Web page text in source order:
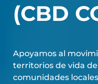
(CBD
Apoyamos al
territorios de vida
comunidades